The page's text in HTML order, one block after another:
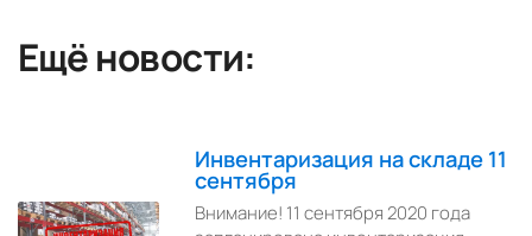
Ещё новости:
Инвентаризация на складе 11
сентября
Внимание! 11 сентября 2020 года